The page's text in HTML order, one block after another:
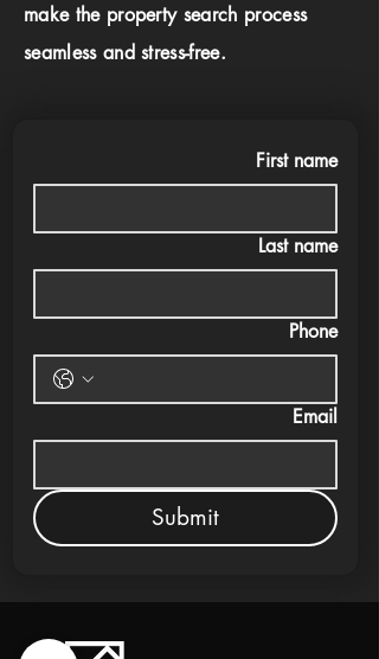
make the property search process
seamless and stress-free.
First name
Last name
Phone
Email
Submit